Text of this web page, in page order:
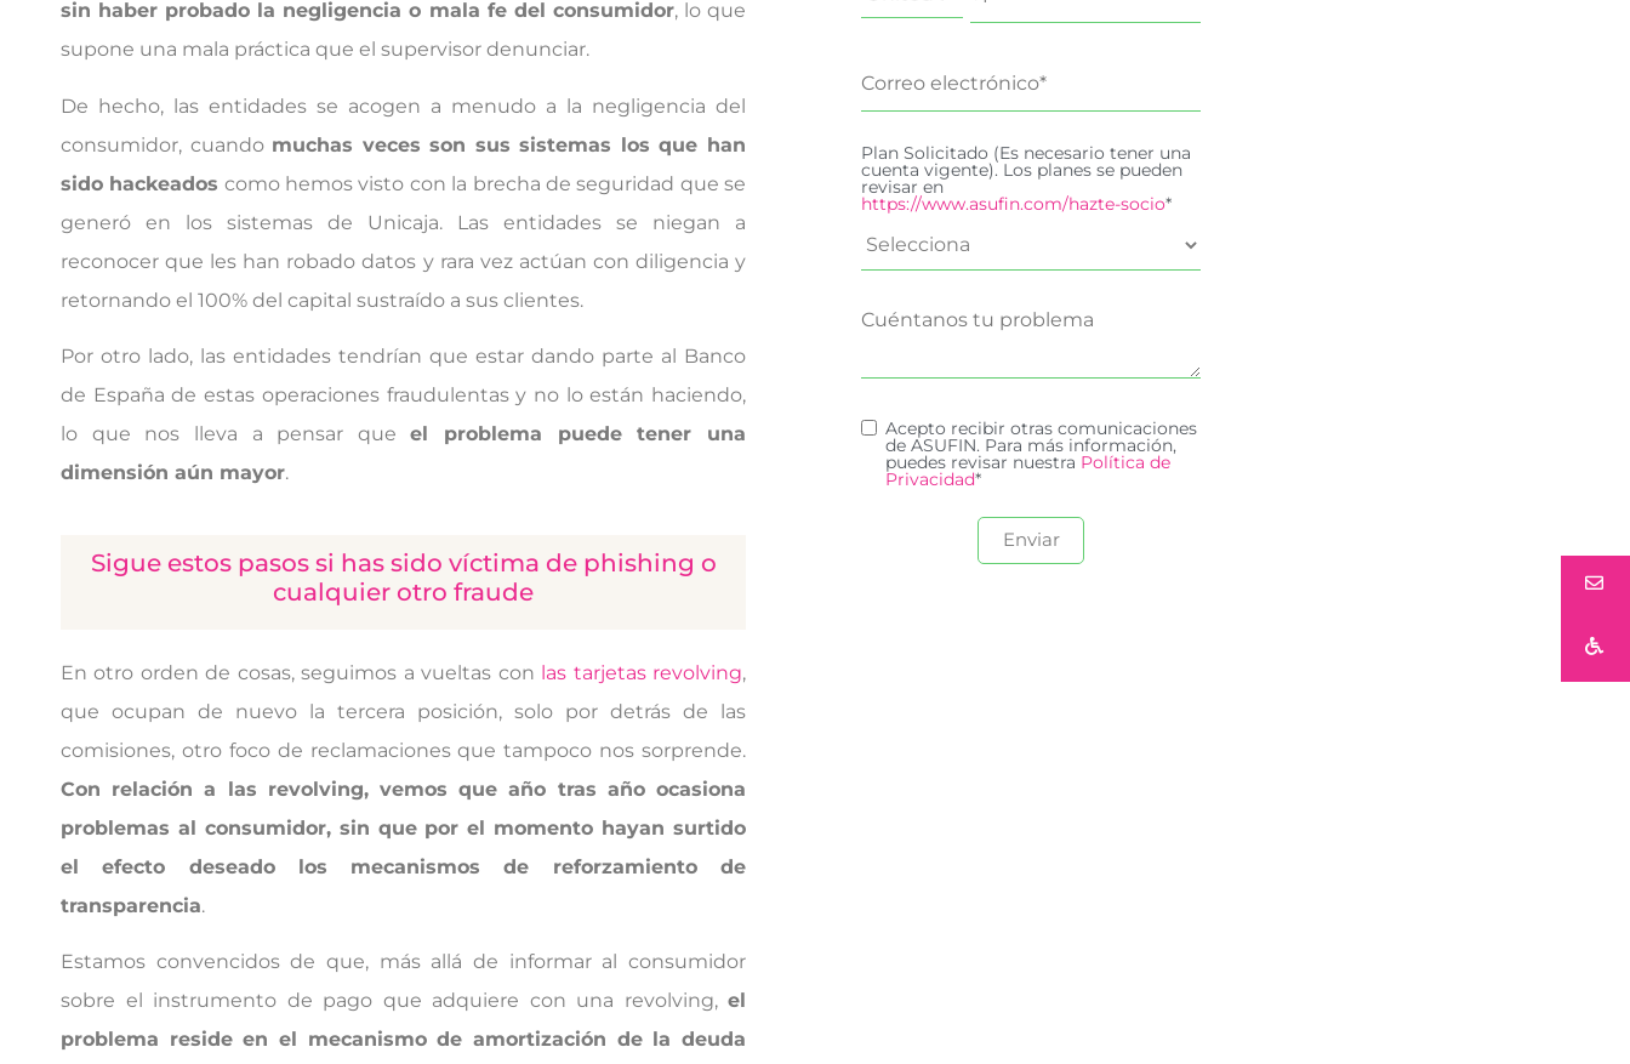
sin haber probado la negligencia o mala fe del consumidor, lo que
supone una mala práctica que el supervisor denunciar.
De hecho, las entidades se acogen a menudo a la negligencia del
consumidor, cuando muchas veces son sus sistemas los que han
sido hackeados como hemos visto con la brecha de seguridad que se
generó en los sistemas de Unicaja. Las entidades se niegan a
reconocer que les han robado datos y rara vez actúan con diligencia y
retornando el 100% del capital sustraído a sus clientes.
Por otro lado, las entidades tendrían que estar dando parte al Banco
de España de estas operaciones fraudulentas y no lo están haciendo,
lo que nos lleva a pensar queel problema puede tener una
dimensión aún mayor.
Sigue estos pasos si has sido víctima de phishing o
cualquier otro fraude
En otro orden de cosas, seguimos a vueltas con las tarjetas revolving,
que ocupan de nuevo la tercera posición, solo por detrás de las
comisiones, otro foco de reclamaciones que tampoco nos sorprende.
Con relación a las revolving, vemos que año tras año ocasiona
problemas al consumidor, sin que por el momento hayan surtido
el efecto deseado los mecanismos de reforzamiento de
transparencia.
Estamos convencidos de que, más allá de informar al consumidor
sobre el instrumento de pago que adquiere con una revolving, el
problema reside en el mecanismo de amortización de la deuda
Plan Solicitado (Es necesario tener una
cuenta vigente). Los planes se pueden
revisar en
https://www.asufin.com/hazte-socio*
Acepto recibir otras comunicaciones
de ASUFIN. Para más información,
puedes revisar nuestra Política de
Privacidad*